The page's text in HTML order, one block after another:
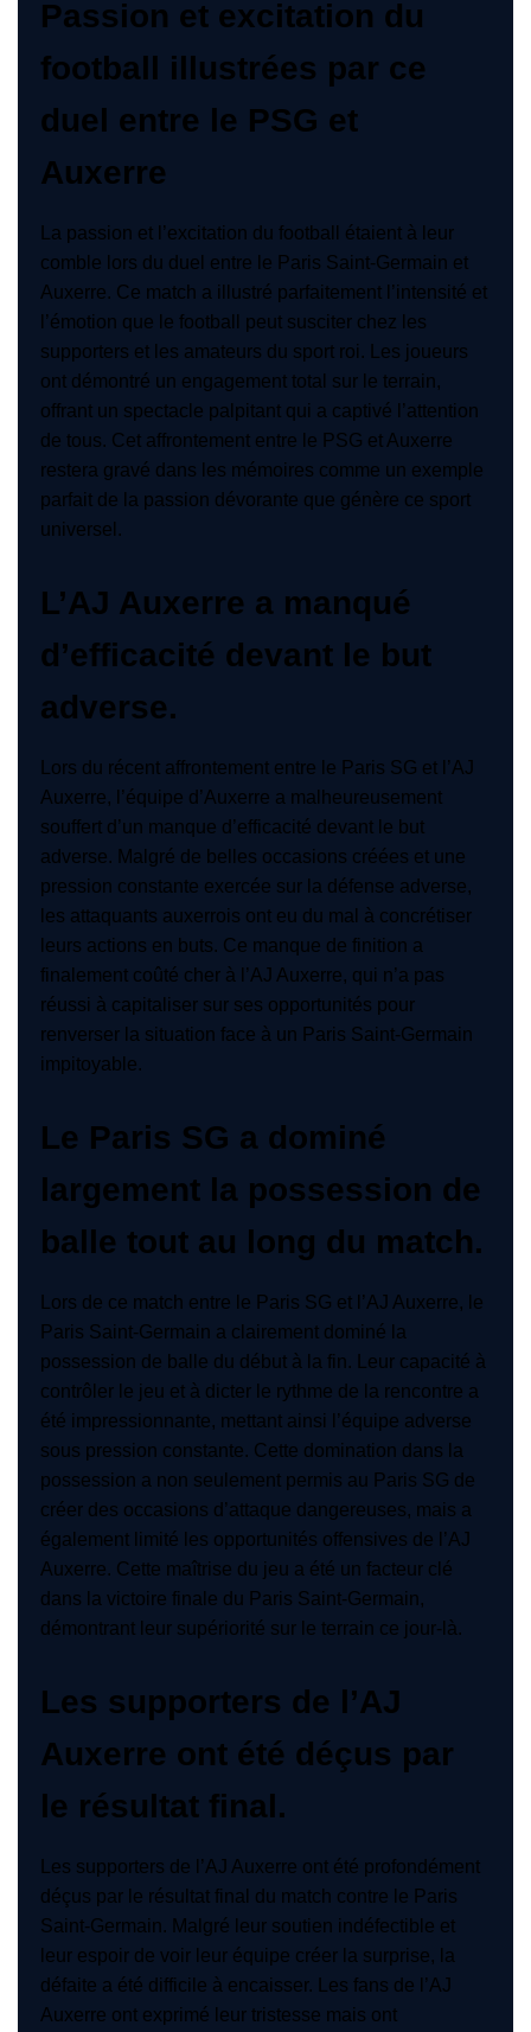
Passion et excitation du
football illustrées par ce
duel entre le PSG et
Auxerre
La passion et l’excitation du football étaient à leur
comble lors du duel entre le Paris Saint-Germain et
Auxerre. Ce match a illustré parfaitement l’intensité et
l’émotion que le football peut susciter chez les
supporters et les amateurs du sport roi. Les joueurs
ont démontré un engagement total sur le terrain,
offrant un spectacle palpitant qui a captivé l’attention
de tous. Cet affrontement entre le PSG et Auxerre
restera gravé dans les mémoires comme un exemple
parfait de la passion dévorante que génère ce sport
universel.
L’AJ Auxerre a manqué
d’efficacité devant le but
adverse.
Lors du récent affrontement entre le Paris SG et l’AJ
Auxerre, l’équipe d’Auxerre a malheureusement
souffert d’un manque d’efficacité devant le but
adverse. Malgré de belles occasions créées et une
pression constante exercée sur la défense adverse,
les attaquants auxerrois ont eu du mal à concrétiser
leurs actions en buts. Ce manque de finition a
finalement coûté cher à l’AJ Auxerre, qui n’a pas
réussi à capitaliser sur ses opportunités pour
renverser la situation face à un Paris Saint-Germain
impitoyable.
Le Paris SG a dominé
largement la possession de
balle tout au long du match.
Lors de ce match entre le Paris SG et l’AJ Auxerre, le
Paris Saint-Germain a clairement dominé la
possession de balle du début à la fin. Leur capacité à
contrôler le jeu et à dicter le rythme de la rencontre a
été impressionnante, mettant ainsi l’équipe adverse
sous pression constante. Cette domination dans la
possession a non seulement permis au Paris SG de
créer des occasions d’attaque dangereuses, mais a
également limité les opportunités offensives de l’AJ
Auxerre. Cette maîtrise du jeu a été un facteur clé
dans la victoire finale du Paris Saint-Germain,
démontrant leur supériorité sur le terrain ce jour-là.
Les supporters de l’AJ
Auxerre ont été déçus par
le résultat final.
Les supporters de l’AJ Auxerre ont été profondément
déçus par le résultat final du match contre le Paris
Saint-Germain. Malgré leur soutien indéfectible et
leur espoir de voir leur équipe créer la surprise, la
défaite a été difficile à encaisser. Les fans de l’AJ
Auxerre ont exprimé leur tristesse mais ont